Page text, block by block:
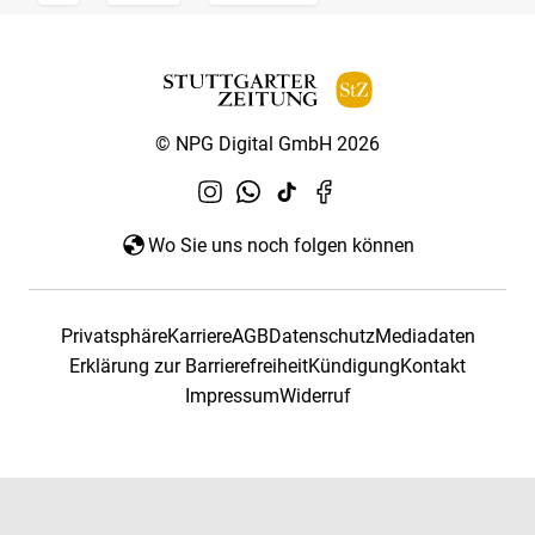
© NPG Digital GmbH 2026
Wo Sie uns noch folgen können
PrivatsphäreKarriereAGBDatenschutzMediadaten
Erklärung zur BarrierefreiheitKündigungKontakt
ImpressumWiderruf